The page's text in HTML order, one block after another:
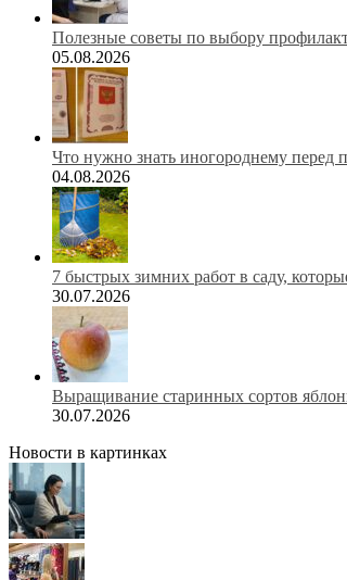
Полезные советы по выбору
05.08.2026
Что нужно знать иногороднему перед
04.08.2026
7 быстрых зимних работ в саду,
30.07.2026
Выращивание старинных сортов
30.07.2026
Новости в картинках